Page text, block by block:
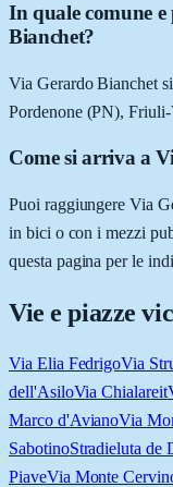
In quale comune
Bianchet?
Via Gerardo Bianchet
Pordenone (PN),
Come si arriva a
Puoi raggiungere Via
in bici o con i mezzi
questa pagina per le
Vie e piazze
Via Elia FedrigoVia
dell'AsiloVia Chialareit
Marco d'AvianoVia
SabotinoStradieluta de
PiaveVia Monte